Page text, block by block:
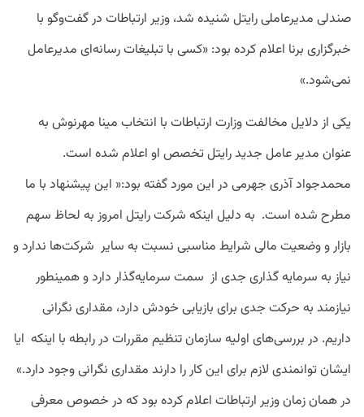
صندلی مدیرعاملی رایتل شنیده شد، وزیر ارتباطات در گفت‌وگو با
خبرگزاری برنا اعلام کرده بود: «کسی با تبلیغات رسانه‌ای مدیرعامل
نمی‌شود.»
یکی از دلایل مخالفت وزارت ارتباطات با انتخاب مینا مهرنوش به
عنوان مدیر عامل جدید رایتل تخصص او اعلام شده است.
محمدجواد آذری جهرمی در این مورد گفته بود:‌« این پیشنهاد با ما
مطرح شده است. به دلیل اینکه شرکت رایتل امروز به لحاظ سهم
بازار و وضعیت مالی شرایط مناسبی نسبت به سایر شرکت‌ها ندارد و
نیاز به سرمایه گذاری جدی از سمت سرمایه‌گذار دارد و همینطور
نیازمند به حرکت جدی برای بازیابی خودش دارد، مقداری نگرانی
داریم. در بررسی‌های اولیه سازمان تنظیم مقررات در رابطه با اینکه ایا
ایشان توانمندی لازم برای این کار را دارند مقداری نگرانی وجود دارد.»
در همان زمان وزیر ارتباطات اعلام کرده بود که در خصوص معرفی